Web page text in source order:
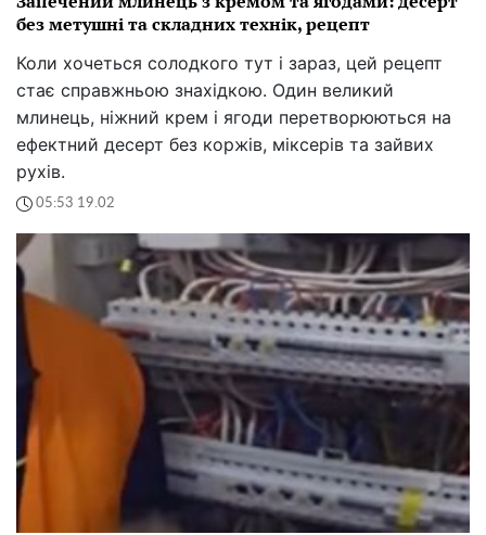
без метушні та складних технік, рецепт
Коли хочеться солодкого тут і зараз, цей рецепт
стає справжньою знахідкою. Один великий
млинець, ніжний крем і ягоди перетворюються на
ефектний десерт без коржів, міксерів та зайвих
рухів.
05:53 19.02